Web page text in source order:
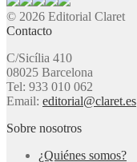
© 2026 Editorial Claret
Contacto
C/Sicília 410
08025 Barcelona
Tel: 933 010 062
Email: editorial@claret.es
Sobre nosotros
¿Quiénes somos?